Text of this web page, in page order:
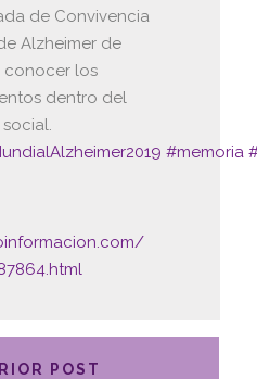
de Convivencia
Alzheimer de
conocer los
dentro del
#memoria
POST